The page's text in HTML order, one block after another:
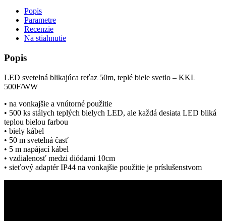
Popis
Parametre
Recenzie
Na stiahnutie
Popis
LED svetelná blikajúca reťaz 50m, teplé biele svetlo – KKL
500F/WW
• na vonkajšie a vnútorné použitie
• 500 ks stálych teplých bielych LED, ale každá desiata LED bliká
teplou bielou farbou
• biely kábel
• 50 m svetelná časť
• 5 m napájací kábel
• vzdialenosť medzi diódami 10cm
• sieťový adaptér IP44 na vonkajšie použitie je príslušenstvom